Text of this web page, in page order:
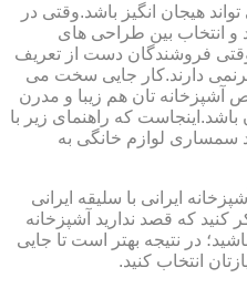
هیجان انگیز باشد.وقتی در
انتخاب بین طراحی های
فروشندگان دست از تعریف
برنمی دارند.کار جایی سخت می
آشپزخانه تان هم زیبا و مدرن
که راهنمای زیر با
لوازم خانگی به
ایرانی با سلیقه ایرانی
که قصد ندارید آشپزخانه
در نتیجه بهتر است تا جایی
انتخاب کنید.